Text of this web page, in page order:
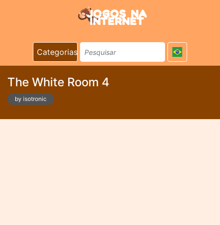
Categorias
The White Room 4
by isotronic